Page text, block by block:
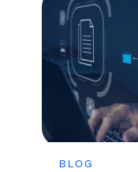
BLOG